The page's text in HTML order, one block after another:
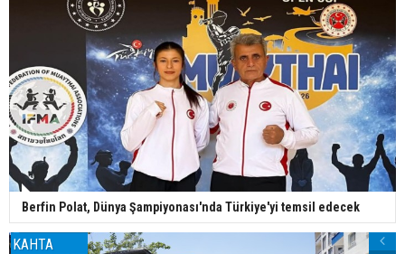
Berfin Polat, Dünya Şampiyonası'nda Türkiye'yi temsil edecek
KAHTA